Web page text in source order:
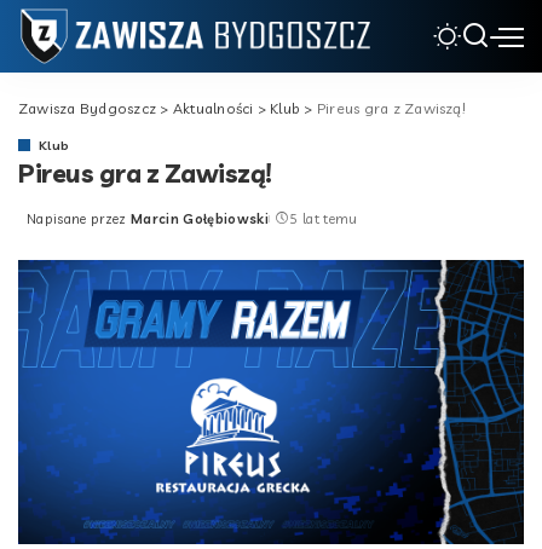
Zawisza Bydgoszcz > Aktualności > Klub > Pireus gra z Zawiszą!
Klub
Pireus gra z Zawiszą!
Posted
Napisane przez Marcin Gołębiowski 5 lat temu